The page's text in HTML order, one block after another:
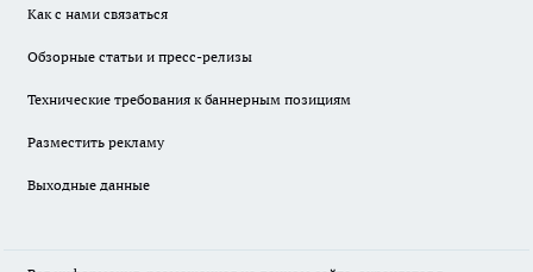
Как с нами связаться
Обзорные статьи и пресс-релизы
Технические требования к баннерным позициям
Разместить рекламу
Выходные данные